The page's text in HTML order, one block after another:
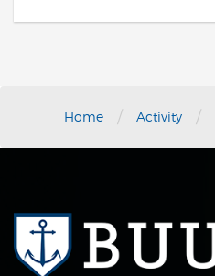
Home / Activity /